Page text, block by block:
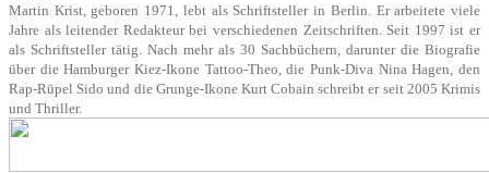
Martin Krist, geboren 1971, lebt als Schriftsteller in Berlin. Er arbeitete viele
Jahre als leitender Redakteur bei verschiedenen Zeitschriften. Seit 1997 ist er
als Schriftsteller tätig. Nach mehr als 30 Sachbüchern, darunter die Biografie
über die Hamburger Kiez-Ikone Tattoo-Theo, die Punk-Diva Nina Hagen, den
Rap-Rüpel Sido und die Grunge-Ikone Kurt Cobain schreibt er seit 2005 Krimis
und Thriller.